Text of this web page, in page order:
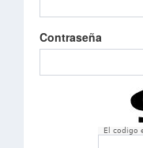
Contraseña
El codigo